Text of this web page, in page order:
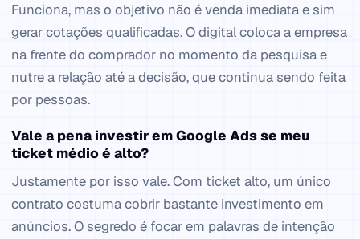
Funciona, mas o objetivo não é venda imediata e sim
gerar cotações qualificadas. O digital coloca a empresa
na frente do comprador no momento da pesquisa e
nutre a relação até a decisão, que continua sendo feita
por pessoas.
Vale a pena investir em Google Ads se meu
ticket médio é alto?
Justamente por isso vale. Com ticket alto, um único
contrato costuma cobrir bastante investimento em
anúncios. O segredo é focar em palavras de intenção